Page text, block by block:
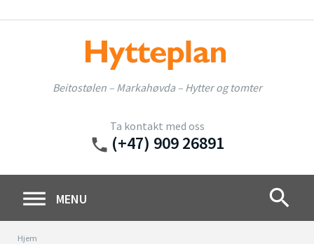
to
Beitostølen – Markahøvda – Hytter og tomter
Ta kontakt med oss
phone (+47) 909 26891
MENU search
Hjem